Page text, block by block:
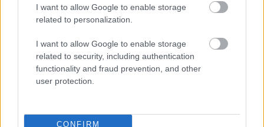
I want to allow Google to enable storage
related to personalization.
I want to allow Google to enable storage
related to security, including authentication
functionality and fraud prevention, and other
user protection.
CONFIRM
ταξιδιώτες
Ιαπωνίακλείνει από αύριο (30/11) τα σύνορά
της σε όλους τους αλλοδαπούς ταξιδιώτες, για να
αποφύγει την εξάπλωση της παραλλαγής Όμικρον
ιαπωνική κυβέρνηση, μόλις τρεις εβδομάδες αφού